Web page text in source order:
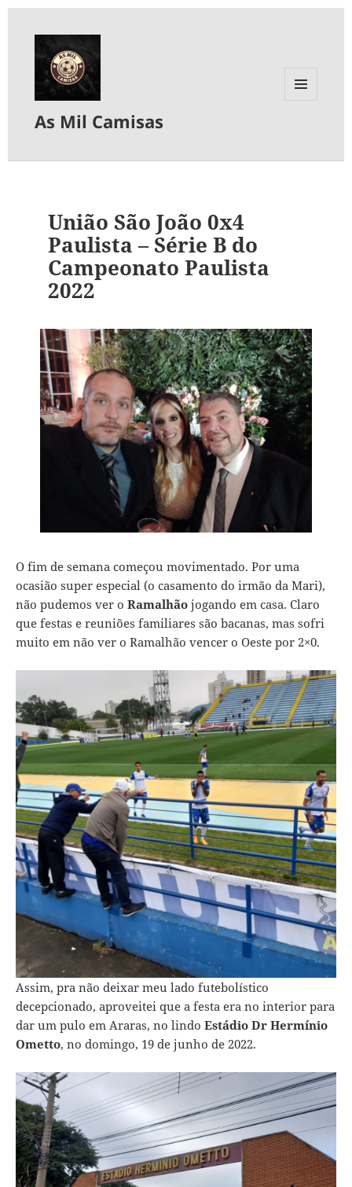
As Mil Camisas
União São João 0x4
Paulista – Série B do
Campeonato Paulista
2022
O fim de semana começou movimentado. Por uma
ocasião super especial (o casamento do irmão da Mari),
não pudemos ver o Ramalhão jogando em casa. Claro
que festas e reuniões familiares são bacanas, mas sofri
muito em não ver o Ramalhão vencer o Oeste por 2×0.
Assim, pra não deixar meu lado futebolístico
decepcionado, aproveitei que a festa era no interior para
dar um pulo em Araras, no lindo Estádio Dr Hermínio
Ometto, no domingo, 19 de junho de 2022.